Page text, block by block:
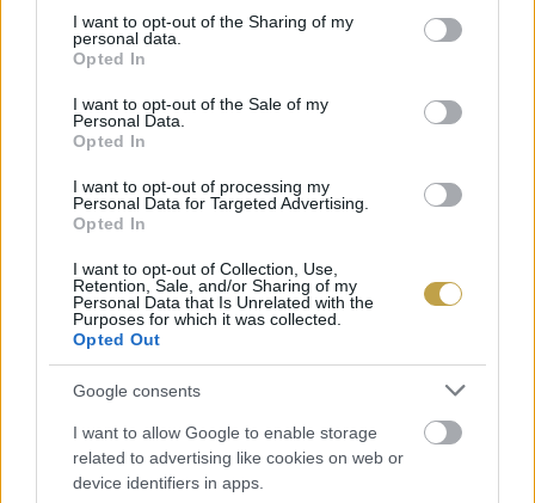
not limited to your visit or usage behaviour. You may click to
grant or deny consent to Google and its third-party tags to
use your data for below specified purposes in below Google
consent section.
I want to opt-out of the Sharing of my
personal data.
Opted In
I want to opt-out of the Sale of my
Personal Data.
Opted In
I want to opt-out of processing my
Personal Data for Targeted Advertising.
Opted In
I want to opt-out of Collection, Use,
Retention, Sale, and/or Sharing of my
Personal Data that Is Unrelated with the
Purposes for which it was collected.
Opted Out
Google consents
I want to allow Google to enable storage
related to advertising like cookies on web or
device identifiers in apps.
kierjedt elegyben. Ezáltal a végtermék, a rum is
ízgazdagabb, testesebb és markánsabb lesz.
A következő lehetőség a rum ’gazdagítására’ a
retort üstök szerepében rejlik. Amennyiben a
technológia úgy kerül kialakításra, hogy ezekben
a tartályokban megnövelt mennyiségű elő- vagy
utópárlati frakciót helyeznek el, és így a hő
hatására felszabaduló molekuláknak egyre több
rétegen kell keresztülhatolniuk, azaz
kölcsönhatásba keveredniük egyéb vegyületekkel,
a végtermék is íz- és illatgazdagabbá válik. A
harmadik természetes ízfokozó lehetőség az ún.
dunder használata. Ez nem más, mint a korábbi